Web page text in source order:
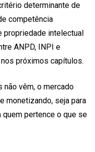
determinante de
competência
propriedade intelectual
ANPD, INPI e
próximos capítulos.
não vêm, o mercado
monetizando, seja para
quem pertence o que se